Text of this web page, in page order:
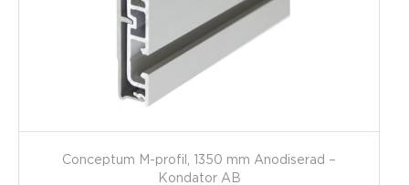
Conceptum M-profil, 1350 mm Anodiserad –
Kondator AB